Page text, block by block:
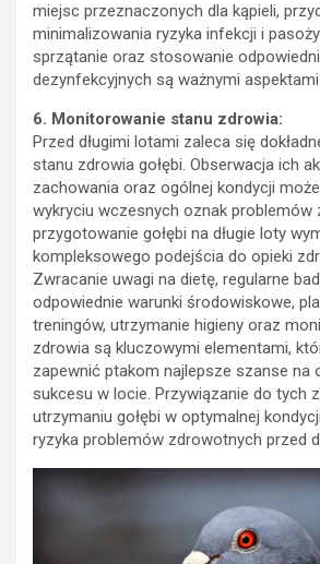
miejsc przeznaczonych dla kąpieli,
minimalizowania ryzyka infekcji i
sprzątanie oraz stosowanie
dezynfekcyjnych są ważnymi
6. Monitorowanie stanu zdrowia:
Przed długimi lotami zaleca się
stanu zdrowia gołębi. Obserwacja ich
zachowania oraz ogólnej kondycji
wykryciu wczesnych oznak problemów
przygotowanie gołębi na długie loty
kompleksowego podejścia do opieki
Zwracanie uwagi na dietę, regularne
odpowiednie warunki środowiskowe,
treningów, utrzymanie higieny oraz
zdrowia są kluczowymi elementami,
zapewnić ptakom najlepsze szanse na
sukcesu w locie. Przywiązanie do tych
utrzymaniu gołębi w optymalnej
ryzyka problemów zdrowotnych przed